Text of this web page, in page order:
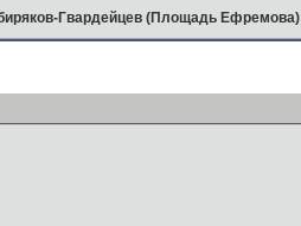
Гвардейцев (Площадь Ефремова)